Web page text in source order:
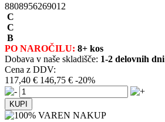
8808956269012
C
C
B
PO NAROČILU: 8+ kos
Dobava v naše skladišče: 1-2 delovnih dni
Cena z DDV:
117,40 € 146,75 € -20%